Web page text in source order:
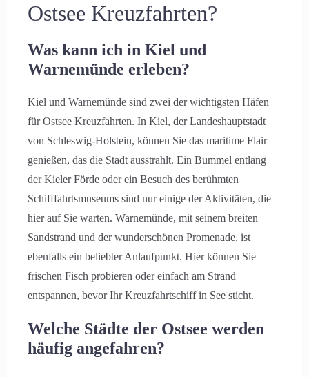
Ostsee Kreuzfahrten?
Was kann ich in Kiel und
Warnemünde erleben?
Kiel und Warnemünde sind zwei der wichtigsten Häfen
für Ostsee Kreuzfahrten. In Kiel, der Landeshauptstadt
von Schleswig-Holstein, können Sie das maritime Flair
genießen, das die Stadt ausstrahlt. Ein Bummel entlang
der Kieler Förde oder ein Besuch des berühmten
Schifffahrtsmuseums sind nur einige der Aktivitäten, die
hier auf Sie warten. Warnemünde, mit seinem breiten
Sandstrand und der wunderschönen Promenade, ist
ebenfalls ein beliebter Anlaufpunkt. Hier können Sie
frischen Fisch probieren oder einfach am Strand
entspannen, bevor Ihr Kreuzfahrtschiff in See sticht.
Welche Städte der Ostsee werden
häufig angefahren?